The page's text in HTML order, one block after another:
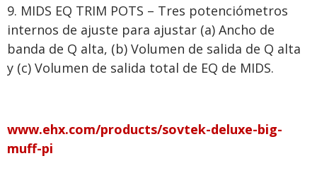
MIDS EQ TRIM POTS – Tres potenciómetros
internos de ajuste para ajustar (a) Ancho de
banda de Q alta, (b) Volumen de salida de Q alta
y (c) Volumen de salida total de EQ de MIDS.
www.ehx.com/products/sovtek-deluxe-big-
muff-pi